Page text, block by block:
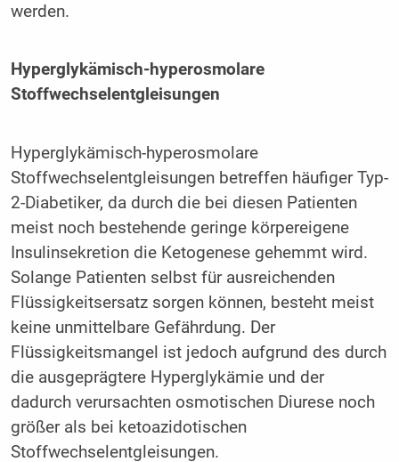
werden.
Hyperglykämisch-hyperosmolare
Stoffwechselentgleisungen
Hyperglykämisch-hyperosmolare
Stoffwechselentgleisungen betreffen häufiger Typ-
2-Diabetiker, da durch die bei diesen Patienten
meist noch bestehende geringe körpereigene
Insulinsekretion die Ketogenese gehemmt wird.
Solange Patienten selbst für ausreichenden
Flüssigkeitsersatz sorgen können, besteht meist
keine unmittelbare Gefährdung. Der
Flüssigkeitsmangel ist jedoch aufgrund des durch
die ausgeprägtere Hyperglykämie und der
dadurch verursachten osmotischen Diurese noch
größer als bei ketoazidotischen
Stoffwechselentgleisungen.